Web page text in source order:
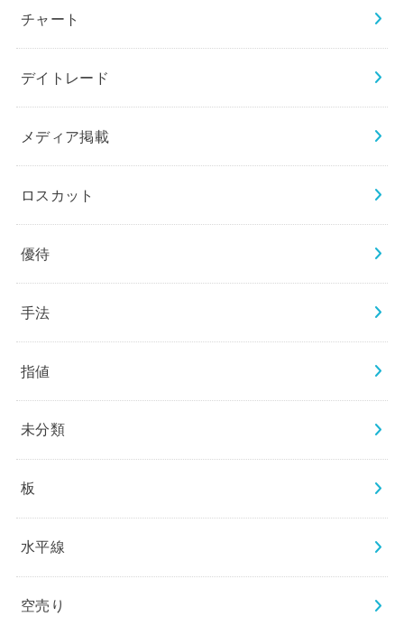
チャート
デイトレード
メディア掲載
ロスカット
優待
手法
指値
未分類
板
水平線
空売り